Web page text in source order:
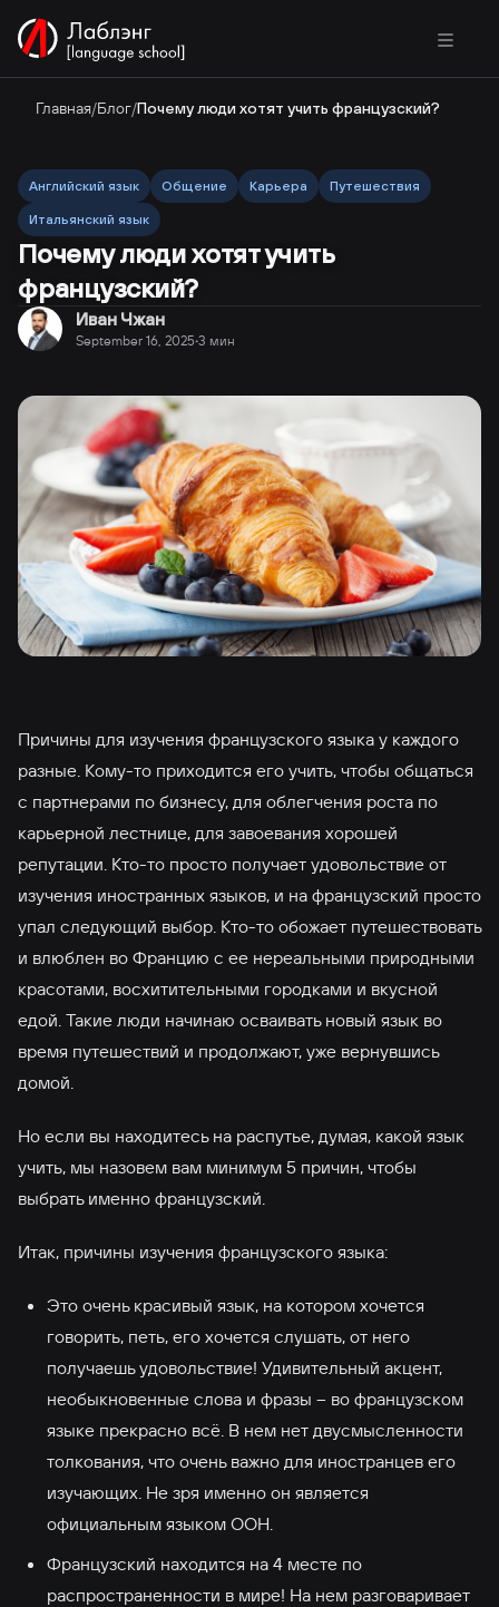
Главная/Блог/Почему люди хотят учить французский?
Английский язык Общение Карьера Путешествия
Итальянский язык
Почему люди хотят учить
французский?
Иван Чжан
September 16, 2025·3 мин
Причины для изучения французского языка у каждого
разные. Кому-то приходится его учить, чтобы общаться
с партнерами по бизнесу, для облегчения роста по
карьерной лестнице, для завоевания хорошей
репутации. Кто-то просто получает удовольствие от
изучения иностранных языков, и на французский просто
упал следующий выбор. Кто-то обожает путешествовать
и влюблен во Францию с ее нереальными природными
красотами, восхитительными городками и вкусной
едой. Такие люди начинаю осваивать новый язык во
время путешествий и продолжают, уже вернувшись
домой.
Но если вы находитесь на распутье, думая, какой язык
учить, мы назовем вам минимум 5 причин, чтобы
выбрать именно французский.
Итак, причины изучения французского языка:
Это очень красивый язык, на котором хочется
говорить, петь, его хочется слушать, от него
получаешь удовольствие! Удивительный акцент,
необыкновенные слова и фразы – во французском
языке прекрасно всё. В нем нет двусмысленности
толкования, что очень важно для иностранцев его
изучающих. Не зря именно он является
официальным языком ООН.
Французский находится на 4 месте по
распространенности в мире! На нем разговаривает